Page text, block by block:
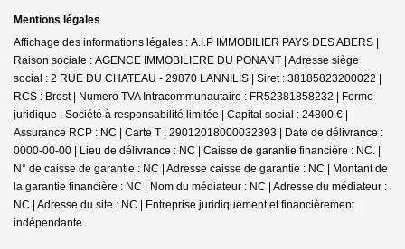
Mentions légales
Affichage des informations légales : A.I.P IMMOBILIER PAYS DES ABERS |
Raison sociale : AGENCE IMMOBILIERE DU PONANT | Adresse siège
social : 2 RUE DU CHATEAU - 29870 LANNILIS | Siret : 38185823200022 |
RCS : Brest | Numero TVA Intracommunautaire : FR52381858232 | Forme
juridique : Société à responsabilité limitée | Capital social : 24800 € |
Assurance RCP : NC | Carte T : 29012018000032393 | Date de délivrance :
0000-00-00 | Lieu de délivrance : NC | Caisse de garantie financière : NC. |
N° de caisse de garantie : NC | Adresse caisse de garantie : NC | Montant de
la garantie financière : NC | Nom du médiateur : NC | Adresse du médiateur :
NC | Adresse du site : NC | Entreprise juridiquement et financièrement
indépendante